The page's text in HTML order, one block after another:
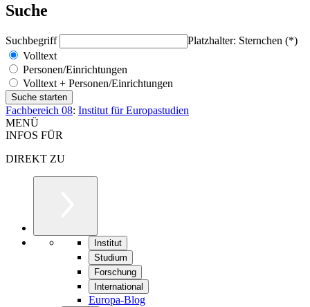
Suche
Suchbegriff
Platzhalter: Sternchen (*)
Volltext
Personen/Einrichtungen
Volltext + Personen/Einrichtungen
Fachbereich 08: Institut für Europastudien
MENÜ
INFOS FÜR
DIREKT ZU
Institut
Studium
Forschung
International
Europa-Blog